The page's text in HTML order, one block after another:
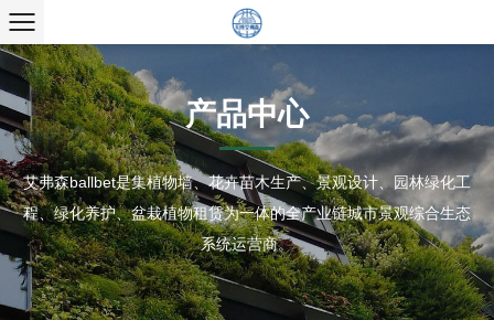
产品中心
艾弗森ballbet是集植物墙、花卉苗木生产、景观设计、园林绿化工
程、绿化养护、盆栽植物租赁为一体的全产业链城市景观综合生态
系统运营商。